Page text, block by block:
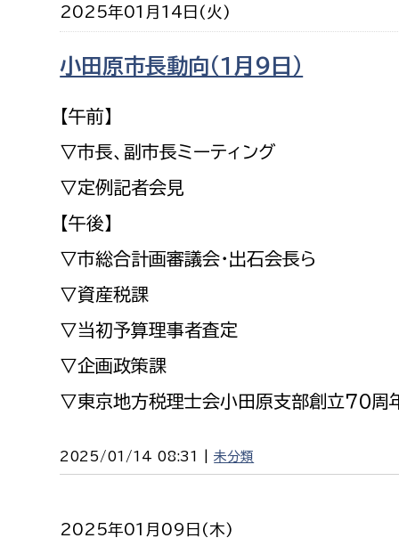
建築課
上下水道局
給排水業務課
水道整備課
下水道整備課
浄水管理課
農業委員会事務局
2025年01月14日(火)
小田原市長動向（１月９日）
【午前】
▽市長、副市長ミーティング
▽定例記者会見
【午後】
▽市総合計画審議会・出石会長ら
▽資産税課
▽当初予算理事者査定
▽企画政策課
▽東京地方税理士会小田原支部創立７０周
2025/01/14 08:31 |未分類
2025年01月09日(木)